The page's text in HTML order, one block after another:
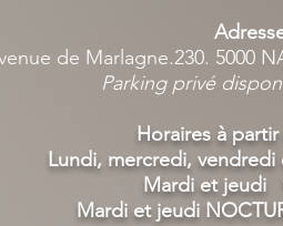
de Marlagne.230. 5000
Parking privé
Horaires à
Lundi, mercredi,
Mardi et jeudi
Mardi et jeudi